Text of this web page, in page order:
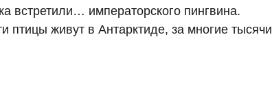
встретили… императорского пингвина.
птицы живут в Антарктиде, за многие тысячи